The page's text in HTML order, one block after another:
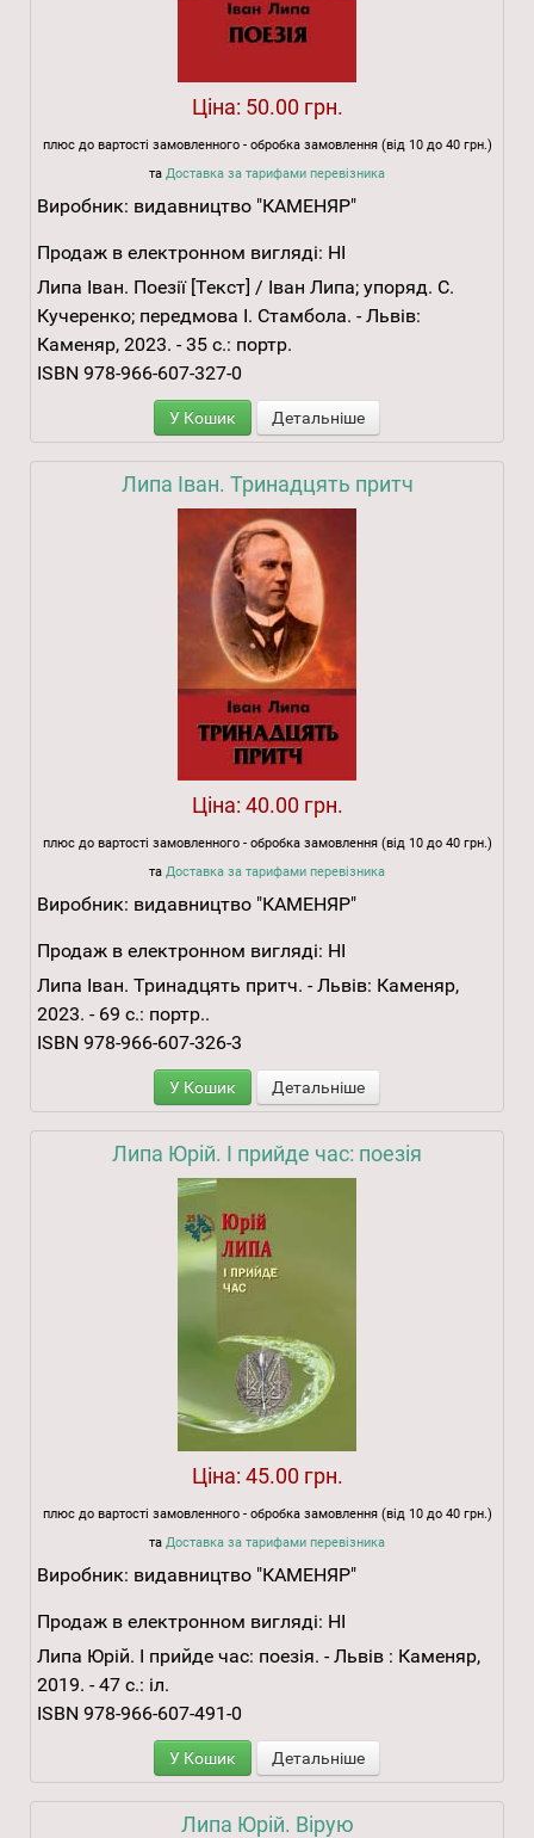
Ціна: 50.00 грн.
плюс до вартості замовленного - обробка замовлення (від 10 до 40 грн.)
та Доставка за тарифами перевізника
Виробник: видавництво "КАМЕНЯР"
Продаж в електронном вигляді: НІ
Липа Іван. Поезії [Текст] / Іван Липа; упоряд. С.
Кучеренко; передмова І. Стамбола. - Львів:
Каменяр, 2023. - 35 с.: портр.
ISBN 978-966-607-327-0
У Кошик Детальніше
Липа Іван. Тринадцять притч
Ціна: 40.00 грн.
плюс до вартості замовленного - обробка замовлення (від 10 до 40 грн.)
та Доставка за тарифами перевізника
Виробник: видавництво "КАМЕНЯР"
Продаж в електронном вигляді: НІ
Липа Іван. Тринадцять притч. - Львів: Каменяр,
2023. - 69 с.: портр..
ISBN 978-966-607-326-3
У Кошик Детальніше
Липа Юрій. І прийде час: поезія
Ціна: 45.00 грн.
плюс до вартості замовленного - обробка замовлення (від 10 до 40 грн.)
та Доставка за тарифами перевізника
Виробник: видавництво "КАМЕНЯР"
Продаж в електронном вигляді: НІ
Липа Юрій. І прийде час: поезія. - Львів : Каменяр,
2019. - 47 с.: іл.
ISBN 978-966-607-491-0
У Кошик Детальніше
Липа Юрій. Вірую